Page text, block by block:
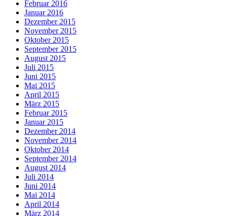
Februar 2016
Januar 2016
Dezember 2015
November 2015
Oktober 2015
September 2015
August 2015
Juli 2015
Juni 2015
Mai 2015
April 2015
März 2015
Februar 2015
Januar 2015
Dezember 2014
November 2014
Oktober 2014
September 2014
August 2014
Juli 2014
Juni 2014
Mai 2014
April 2014
März 2014